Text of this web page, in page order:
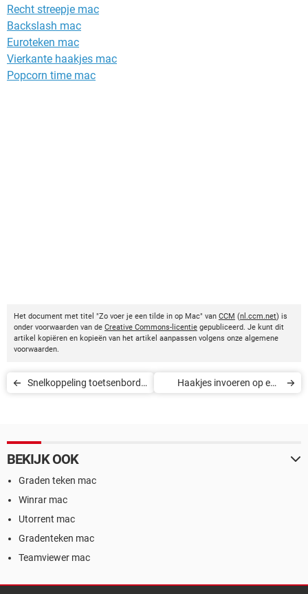
Recht streepje mac
Backslash mac
Euroteken mac
Vierkante haakjes mac
Popcorn time mac
Het document met titel "Zo voer je een tilde in op Mac" van CCM (nl.ccm.net) is
onder voorwaarden van de Creative Commons-licentie gepubliceerd. Je kunt dit
artikel kopiëren en kopieën van het artikel aanpassen volgens onze algemene
voorwaarden.
Snelkoppeling toetsenbord
Haakjes invoeren op een
BEKIJK OOK
Graden teken mac
Winrar mac
Utorrent mac
Gradenteken mac
Teamviewer mac